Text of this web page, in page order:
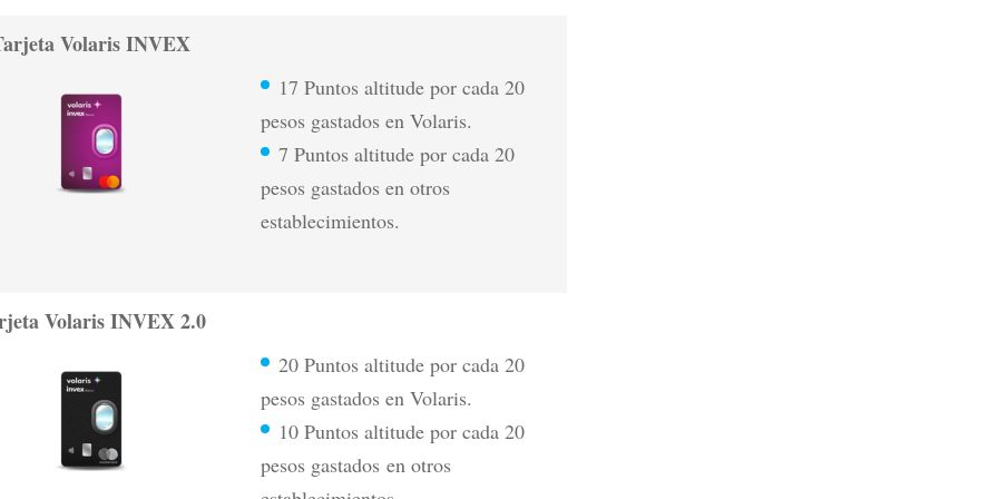
Volaris INVEX
17 Puntos altitude por cada 20
pesos gastados en Volaris.
7 Puntos altitude por cada 20
pesos gastados en otros
establecimientos.
Volaris INVEX 2.0
20 Puntos altitude por cada 20
pesos gastados en Volaris.
10 Puntos altitude por cada 20
pesos gastados en otros